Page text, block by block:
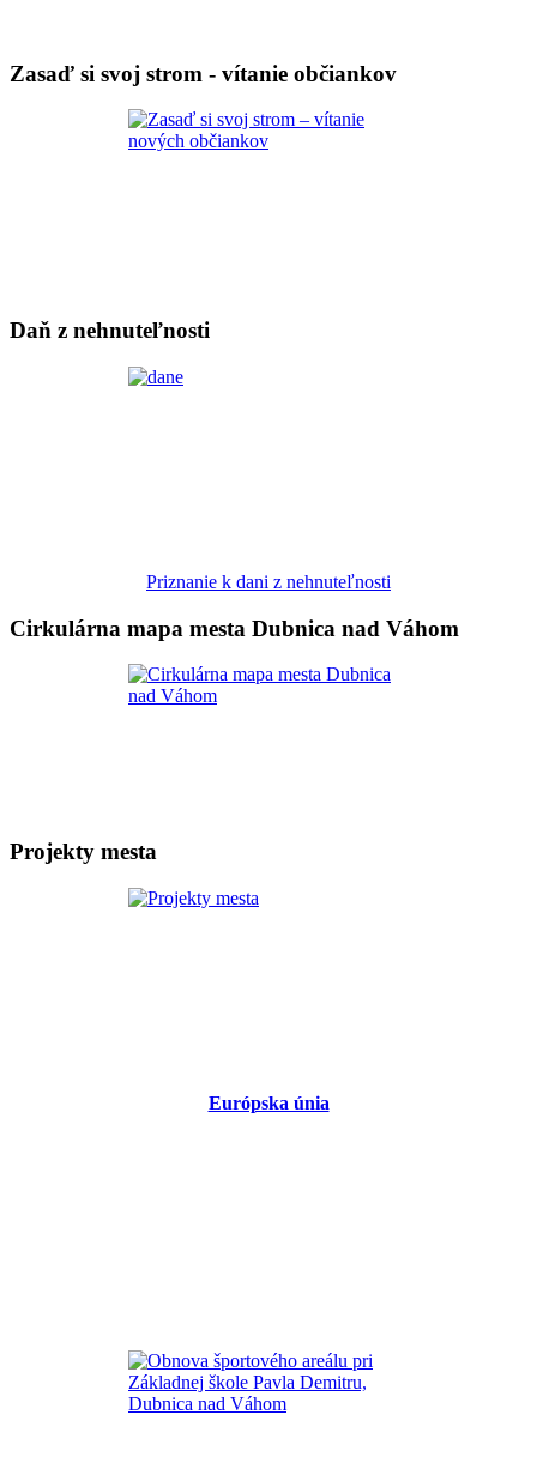
Zasaď si svoj strom - vítanie občiankov
Daň z nehnuteľnosti
Priznanie k dani z nehnuteľnosti
Cirkulárna mapa mesta Dubnica nad Váhom
Projekty mesta
Európska únia